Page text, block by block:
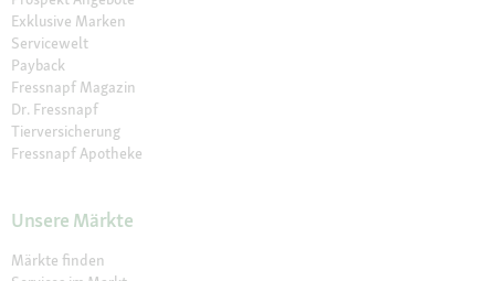
Exklusive Marken
Servicewelt
Payback
Fressnapf Magazin
Dr. Fressnapf
Tierversicherung
Fressnapf Apotheke
Unsere Märkte
Märkte finden